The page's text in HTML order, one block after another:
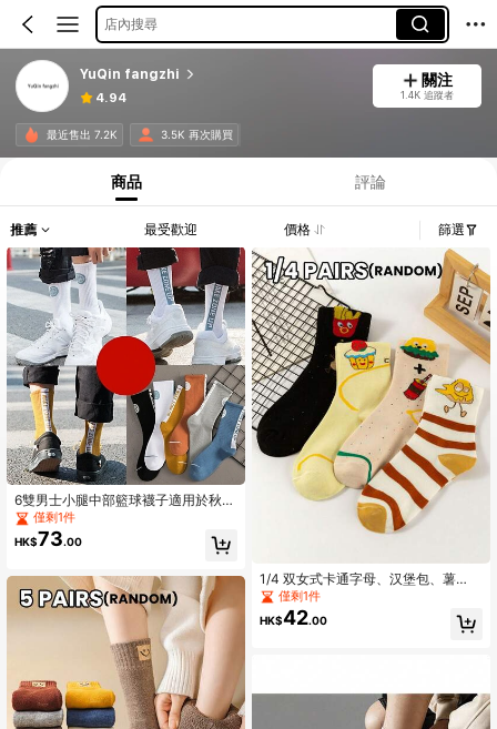
店內搜尋
YuQin fangzhi
4.94
關注
1.4K 追蹤者
最近售出 7.2K 3.5K 再次購買
商品 評論
推薦 最受歡迎 價格 篩選
6雙男士小腿中部籃球襪子適用於秋天
和冬天,舒服和透氣,運動和嘻哈風格襪
子
僅剩1件
HK$73.00
1/4 双女式卡通字母、汉堡包、薯
条、三明治、波尔卡圆点、条纹可爱
柔软舒适中筒袜，适合日常、运动、
休闲穿着，多色
僅剩1件
HK$42.00